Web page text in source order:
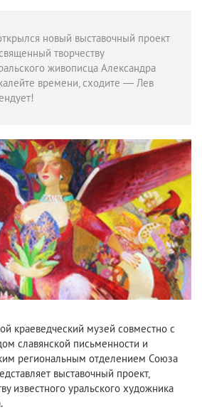
новый выставочный проект
творчеству
живописца Александра
времени, сходите — Лев
краеведческий музей совместно с
славянской письменности и
региональным отделением Союза
выставочный проект,
известного уральского художника